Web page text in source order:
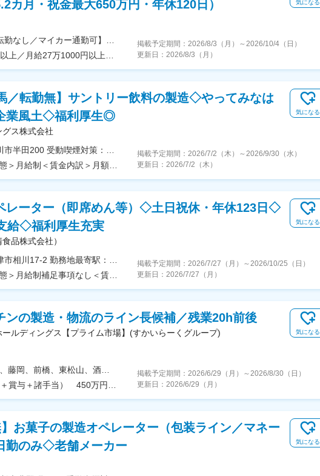
カ月・祝金最大650万円・年休120日） 気になる
掲載予定期間： 2026/8/3（月） ～2026/10/4（日）
更新日： 2026/8/3（月）
／転勤無】サントリー飲料の製造◇やってみなは
業風土◇福利厚生◎
ス株式会社
気になる
掲載予定期間： 2026/7/2（木） ～2026/9/30（水）
更新日： 2026/7/2（木）
レーター（即席めん等）◇土日祝休・年休123日◇
給◇福利厚生充実
品株式会社）
気になる
掲載予定期間： 2026/7/27（月） ～2026/10/25（日）
更新日： 2026/7/27（月）
ンの製造・物流のライン長候補／残業20h前後
ルディングス【プライム市場】(すかいらーくグループ) 気になる
掲載予定期間： 2026/6/29（月） ～2026/8/30（日）
更新日： 2026/6/29（月）
】お菓子の製造オペレーター（包装ライン／マネー
勤のみ◇老舗メーカー
気になる